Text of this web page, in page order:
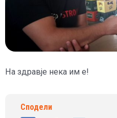
На здравје нека им е!
Сподели